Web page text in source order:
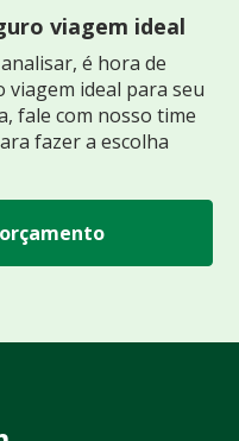
viagem ideal
é hora de
viagem ideal para seu
fale com nosso time
fazer a escolha